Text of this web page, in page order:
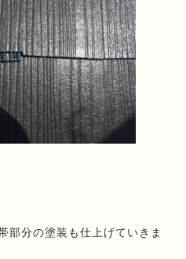
部分の塗装も仕上げていきま